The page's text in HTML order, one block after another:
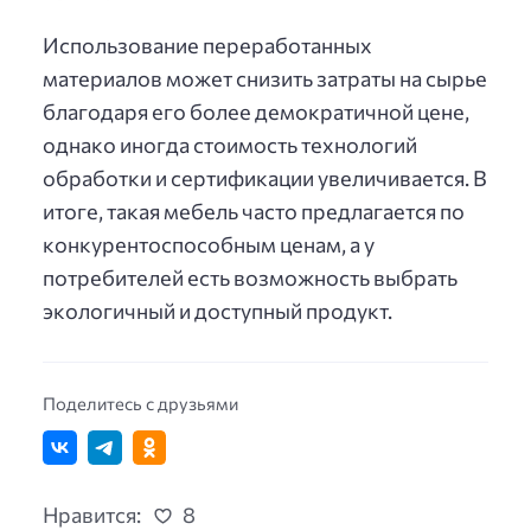
Использование переработанных
материалов может снизить затраты на сырье
благодаря его более демократичной цене,
однако иногда стоимость технологий
обработки и сертификации увеличивается. В
итоге, такая мебель часто предлагается по
конкурентоспособным ценам, а у
потребителей есть возможность выбрать
экологичный и доступный продукт.
Поделитесь с друзьями
Нравится: 8